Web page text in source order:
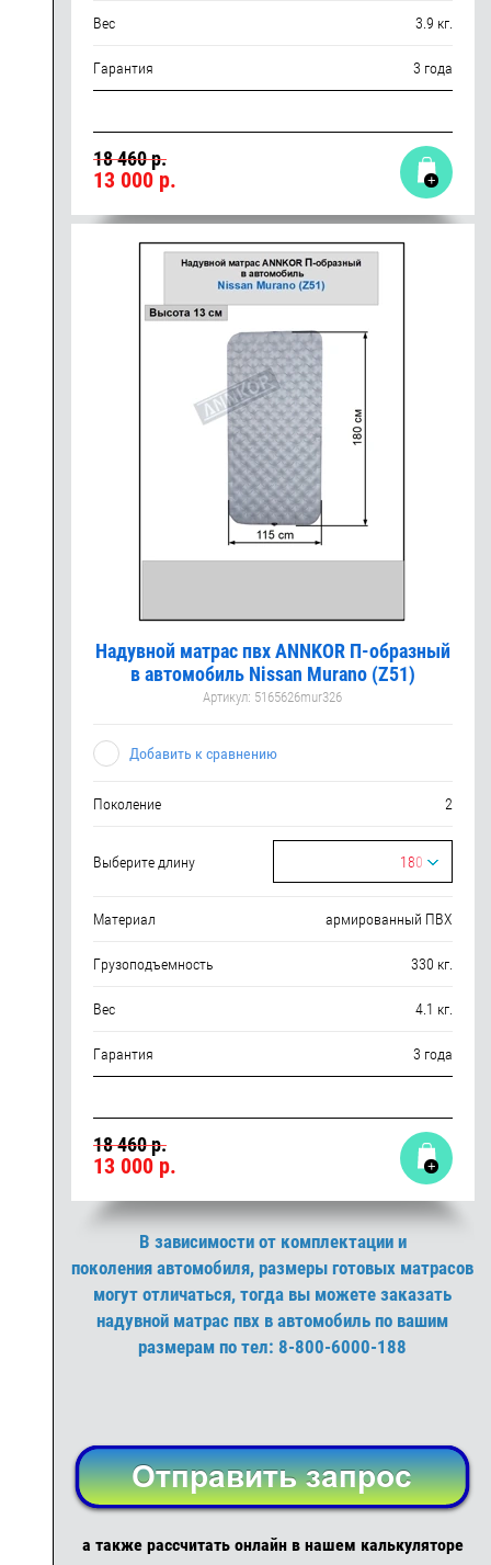
Вес 3.9 кг.
Гарантия 3 года
18 460 р.
13 000р.
Надувной матрас пвх ANNKOR П-образный
в автомобиль Nissan Murano (Z51)
Артикул: 5165626mur326
Добавить к сравнению
Поколение 2
Выберите длину 180
Материал армированный ПВХ
Грузоподъемность 330 кг.
Вес 4.1 кг.
Гарантия 3 года
18 460 р.
13 000р.
В зависимости от комплектации и
поколения автомобиля, размеры готовых матрасов
могут отличаться, тогда вы можете заказать
надувной матрас пвх в автомобиль по вашим
размерам по тел: 8-800-6000-188
а также рассчитать онлайн в нашем калькуляторе